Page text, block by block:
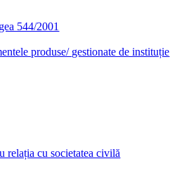
544/2001
produse/ gestionate de instituție
relația cu societatea civilă